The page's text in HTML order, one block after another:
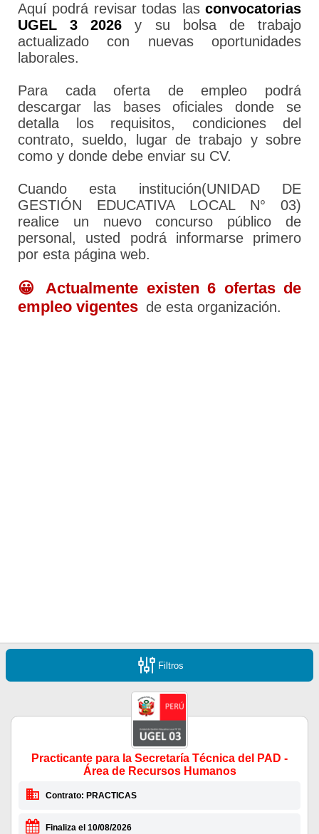
Aquí podrá revisar todas las convocatorias
UGEL 3 2026 y su bolsa de trabajo
actualizado con nuevas oportunidades
laborales.
Para cada oferta de empleo podrá
descargar las bases oficiales donde se
detalla los requisitos, condiciones del
contrato, sueldo, lugar de trabajo y sobre
como y donde debe enviar su CV.
Cuando esta institución(UNIDAD DE
GESTIÓN EDUCATIVA LOCAL N° 03)
realice un nuevo concurso público de
personal, usted podrá informarse primero
por esta página web.
😀 Actualmente existen 6 ofertas de
empleo vigentes de esta organización.
Filtros
Practicante para la Secretaría Técnica del PAD -
Área de Recursos Humanos
Contrato: PRACTICAS
Finaliza el 10/08/2026